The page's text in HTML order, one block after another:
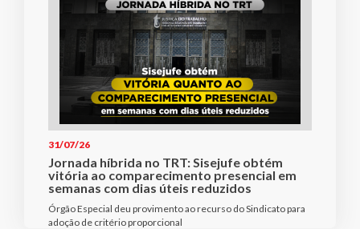
31/07/26
Jornada híbrida no TRT: Sisejufe obtém
vitória ao comparecimento presencial em
semanas com dias úteis reduzidos
Órgão Especial deu provimento ao recurso do Sindicato para
adoção de critério proporcional